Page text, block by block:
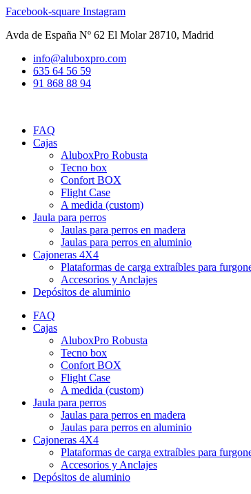
Ir
contenido
Facebook-square Instagram
Avda de España Nº 62 El Molar 28710, Madrid
info@aluboxpro.com
635 64 56 59
91 868 88 94
FAQ
Cajas
AluboxPro Robusta
Tecno box
Confort BOX
Flight Case
A medida (custom)
Jaula para perros
Jaulas para perros en madera
Jaulas para perros en aluminio
Cajoneras 4X4
Plataformas de carga extraíbles para
Accesorios y Anclajes
Depósitos de aluminio
FAQ
Cajas
AluboxPro Robusta
Tecno box
Confort BOX
Flight Case
A medida (custom)
Jaula para perros
Jaulas para perros en madera
Jaulas para perros en aluminio
Cajoneras 4X4
Plataformas de carga extraíbles para
Accesorios y Anclajes
Depósitos de aluminio